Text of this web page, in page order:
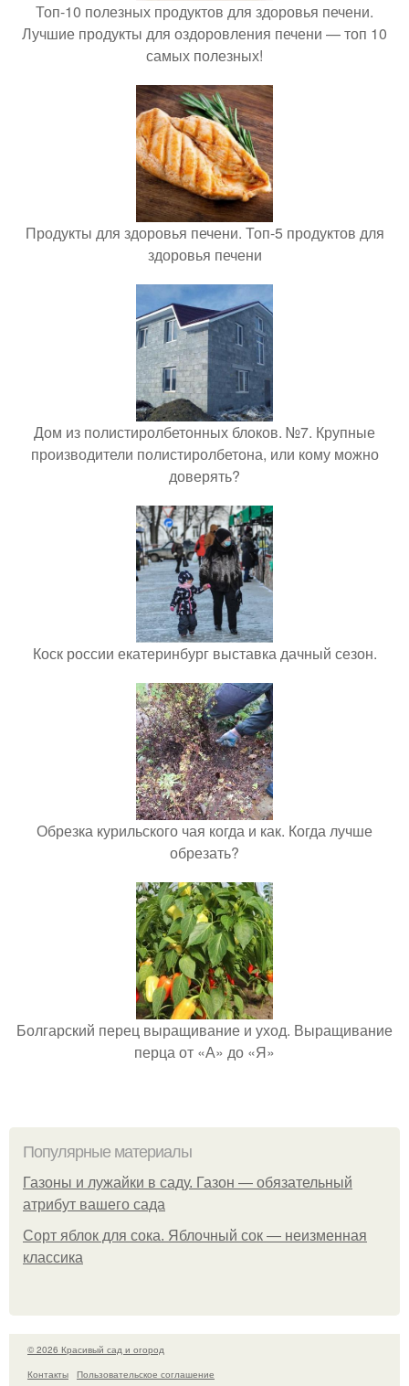
Топ-10 полезных продуктов для здоровья печени.
Лучшие продукты для оздоровления печени — топ 10
самых полезных!
Продукты для здоровья печени. Топ-5 продуктов для
здоровья печени
Дом из полистиролбетонных блоков. №7. Крупные
производители полистиролбетона, или кому можно
доверять?
Коск россии екатеринбург выставка дачный сезон.
Обрезка курильского чая когда и как. Когда лучше
обрезать?
Болгарский перец выращивание и уход. Выращивание
перца от «А» до «Я»
Популярные материалы
Газоны и лужайки в саду. Газон — обязательный
атрибут вашего сада
Сорт яблок для сока. Яблочный сок — неизменная
классика
© 2026 Красивый сад и огород
Контакты
Пользовательское соглашение